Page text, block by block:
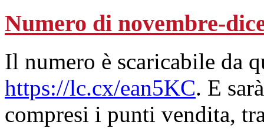
Numero di novembre-
Il numero è scaricabile da
https://lc.cx/ean5KC. E
compresi i punti vendita,